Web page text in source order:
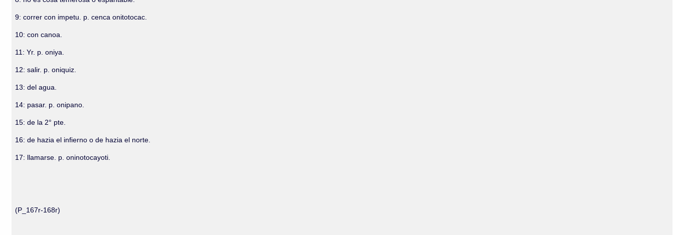
9: correr con impetu. p. cenca onitotocac.
10: con canoa.
11: Yr. p. oniya.
12: salir. p. oniquiz.
13: del agua.
14: pasar. p. onipano.
15: de la 2° pte.
16: de hazia el infierno o de hazia el norte.
17: llamarse. p. oninotocayoti.
(P_167r-168r)